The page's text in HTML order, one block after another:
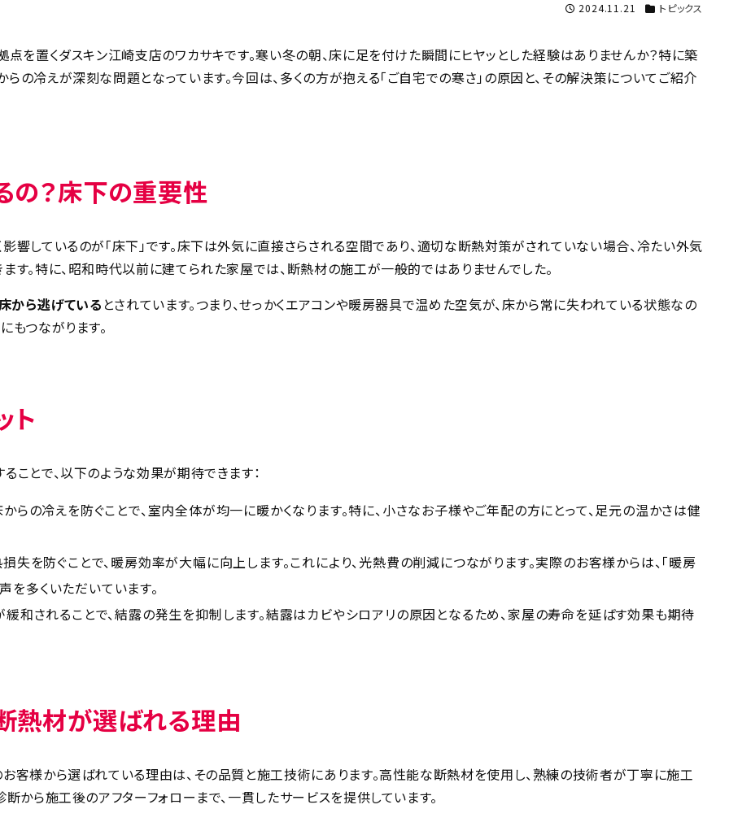
2024.11.21 トピックス
点を置くダスキン江崎支店のワカサキです。寒い冬の朝、床に足を付けた瞬間にヒヤッとした経験はありませんか？特に築
の冷えが深刻な問題となっています。今回は、多くの方が抱える「ご自宅での寒さ」の原因と、その解決策についてご紹介
の？床下の重要性
響しているのが「床下」です。床下は外気に直接さらされる空間であり、適切な断熱対策がされていない場合、冷たい外気
す。特に、昭和時代以前に建てられた家屋では、断熱材の施工が一般的ではありませんでした。
から逃げている とされています。つまり、せっかくエアコンや暖房器具で温めた空気が、床から常に失われている状態なの
もつながります。
ト
ことで、以下のような効果が期待できます：
らの冷えを防ぐことで、室内全体が均一に暖かくなります。特に、小さなお子様やご年配の方にとって、足元の温かさは健
を防ぐことで、暖房効率が大幅に向上します。これにより、光熱費の削減につながります。実際のお客様からは、「暖房
を多くいただいています。
和されることで、結露の発生を抑制します。結露はカビやシロアリの原因となるため、家屋の寿命を延ばす効果も期待
熱材が選ばれる理由
客様から選ばれている理由は、その品質と施工技術にあります。高性能な断熱材を使用し、熟練の技術者が丁寧に施工
から施工後のアフターフォローまで、一貫したサービスを提供しています。